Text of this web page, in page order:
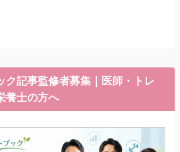
ク記事監修者募集｜医師・トレ
養士の方へ